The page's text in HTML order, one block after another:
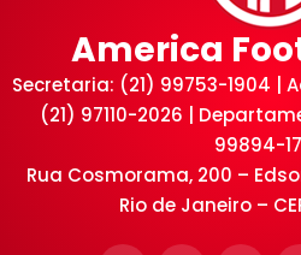
America
Secretaria: (21) 99753-1904
(21) 97110-2026 |
99894-
Rua Cosmorama, 200 –
Rio de Janeiro –